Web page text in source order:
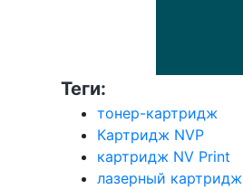
Теги:
тонер-картридж
Картридж NVP
картридж NV Print
лазерный картридж